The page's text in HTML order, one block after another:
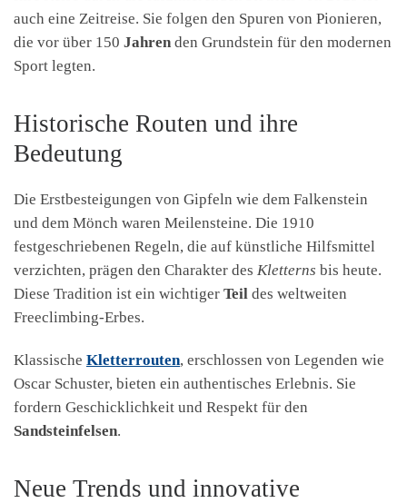
auch eine Zeitreise. Sie folgen den Spuren von Pionieren,
die vor über 150 Jahren den Grundstein für den modernen
Sport legten.
Historische Routen und ihre
Bedeutung
Die Erstbesteigungen von Gipfeln wie dem Falkenstein
und dem Mönch waren Meilensteine. Die 1910
festgeschriebenen Regeln, die auf künstliche Hilfsmittel
verzichten, prägen den Charakter des Kletterns bis heute.
Diese Tradition ist ein wichtiger Teil des weltweiten
Freeclimbing-Erbes.
Klassische Kletterrouten, erschlossen von Legenden wie
Oscar Schuster, bieten ein authentisches Erlebnis. Sie
fordern Geschicklichkeit und Respekt für den
Sandsteinfelsen.
Neue Trends und innovative